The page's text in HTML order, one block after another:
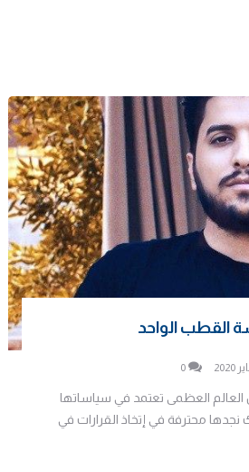
القطب الواحد
0
العالم العظمى تعتمد في سياساتها
نجدها محترفة في إتخاذ القرارات في